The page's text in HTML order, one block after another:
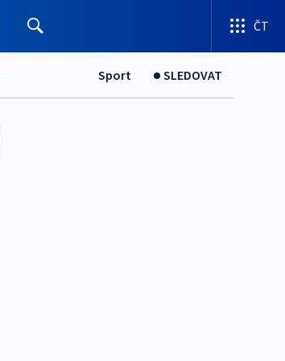
ČT
Sport SLEDOVAT